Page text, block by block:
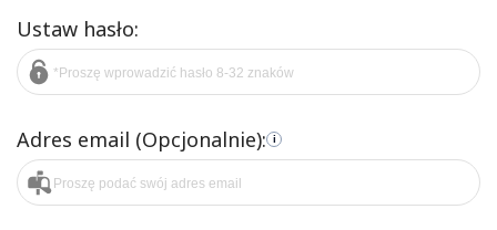
Ustaw hasło:
Adres email (Opcjonalnie): i